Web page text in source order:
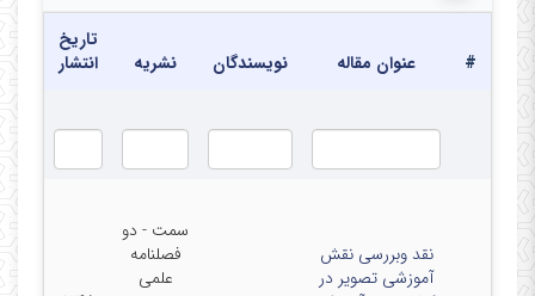
# عنوان مقاله نویسندگان نشریه
تاریخ
انتشار
نقد وبررسی نقش
آموزشی تصویر در
سمت - دو
فصلنامه
علمی